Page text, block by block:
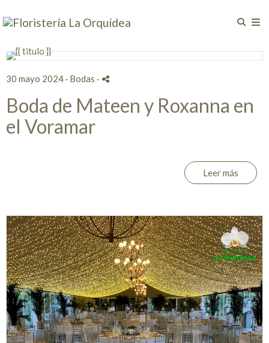
30 mayo 2024 · Bodas ·
Boda de Mateen y Roxanna en
el Voramar
Leer más